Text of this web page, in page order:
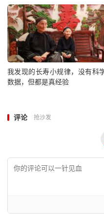
我发现的长寿小规律，没有科
数据，但都是真经验
评论 抢沙发